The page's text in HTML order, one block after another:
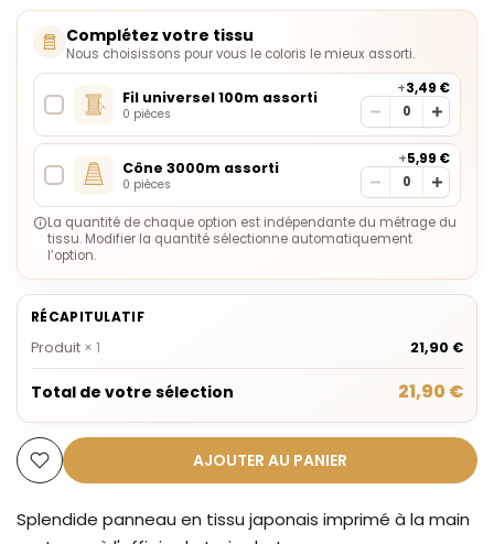
Complétez votre tissu
Nous choisissons pour vous le coloris le mieux assorti.
Fil universel 100m assorti
0 pièces
+3,49 €
Cône 3000m assorti
0 pièces
+5,99 €
La quantité de chaque option est indépendante du métrage du
tissu. Modifier la quantité sélectionne automatiquement
l’option.
RÉCAPITULATIF
Produit × 1 21,90 €
Total de votre sélection 21,90 €
AJOUTER AU PANIER
Splendide panneau en tissu japonais imprimé à la main